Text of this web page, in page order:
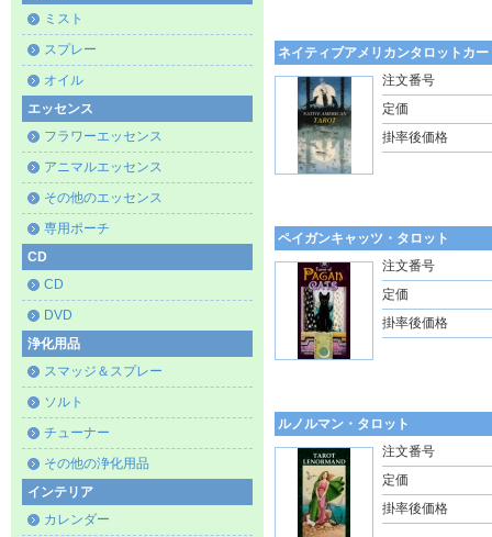
ミスト
スプレー
オイル
エッセンス
フラワーエッセンス
アニマルエッセンス
その他のエッセンス
専用ポーチ
CD
CD
DVD
浄化用品
スマッジ＆スプレー
ソルト
チューナー
その他の浄化用品
インテリア
カレンダー
ネイティブアメリカンタロットカー
注文番号
定価
掛率後価格
ペイガンキャッツ・タロット
注文番号
定価
掛率後価格
ルノルマン・タロット
注文番号
定価
掛率後価格